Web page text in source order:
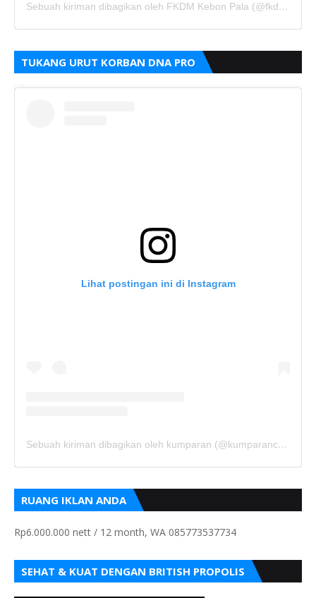
Sebuah kiriman dibagikan oleh FKDM Kebon Pala (@fkdm_kebonpala)
TUKANG URUT KORBAN DNA PRO
Lihat postingan ini di Instagram
Sebuah kiriman dibagikan oleh kumparan (@kumparancom)
RUANG IKLAN ANDA
Rp6.000.000 nett / 12 month, WA 085773537734
SEHAT & KUAT DENGAN BRITISH PROPOLIS